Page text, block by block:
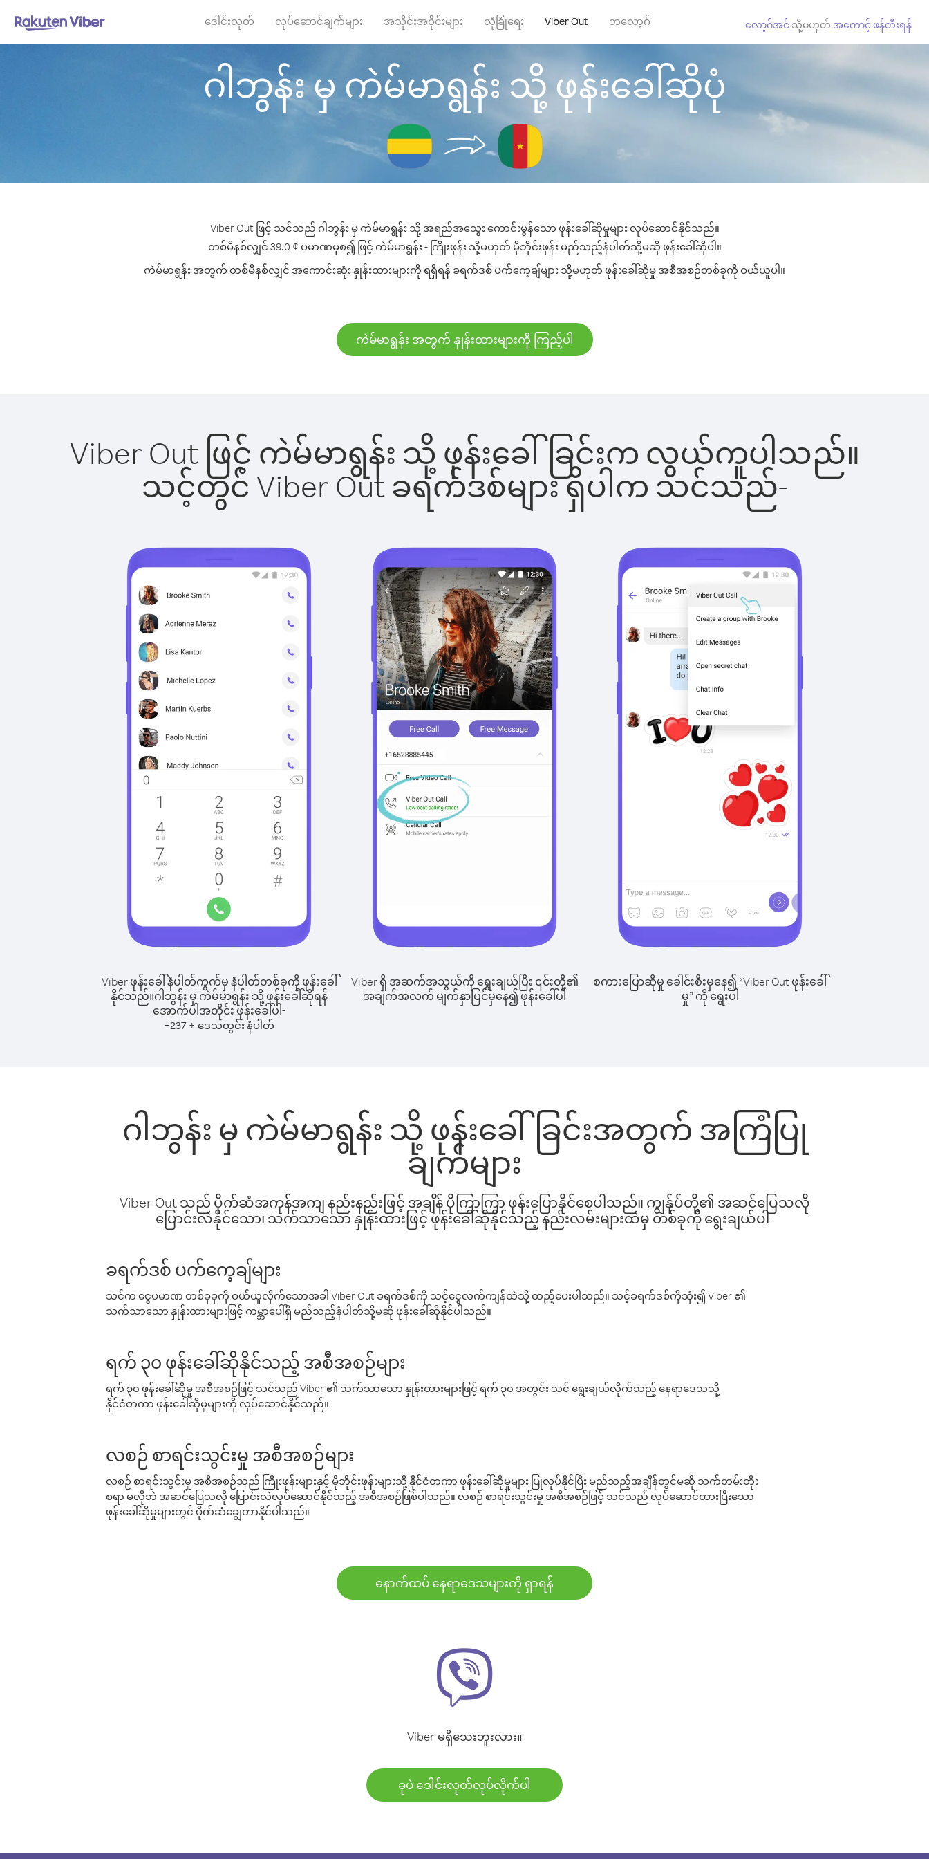
ဒေါင်းလုတ် လုပ်ဆောင်ချက်များ အသိုင်းအဝိုင်းများ လုံခြုံရေး Viber Out ဘလော့ဂ် လော့ဂ်အင် သို့မဟုတ် အကောင့် ဖန်တီးရန်
ဂါဘွန်း မှ ကဲမ်မာရွန်း သို့ ဖုန်းခေါ်ဆိုပုံ
Viber Out ဖြင့် သင်သည် ဂါဘွန်း မှ ကဲမ်မာရွန်း သို့ အရည်အသွေး ကောင်းမွန်သော ဖုန်းခေါ်ဆိုမှုများ လုပ်ဆောင်နိုင်သည်။
တစ်မိနစ်လျှင် 39.0 ¢ ပမာဏမှစ၍ ဖြင့် ကဲမ်မာရွန်း - ကြိုးဖုန်း သို့မဟုတ် မိုဘိုင်းဖုန်း မည်သည့်နံပါတ်သို့မဆို ဖုန်းခေါ်ဆိုပါ။
ကဲမ်မာရွန်း အတွက် တစ်မိနစ်လျှင် အကောင်းဆုံး နှုန်းထားများကို ရရှိရန် ခရက်ဒစ် ပက်ကေ့ချ်များ သို့မဟုတ် ဖုန်းခေါ်ဆိုမှု အစီအစဉ်တစ်ခုကို ဝယ်ယူပါ။
ကဲမ်မာရွန်း အတွက် နှုန်းထားများကို ကြည့်ပါ
Viber Out ဖြင့် ကဲမ်မာရွန်း သို့ ဖုန်းခေါ်ခြင်းက လွယ်ကူပါသည်။
သင့်တွင် Viber Out ခရက်ဒစ်များ ရှိပါက သင်သည်-
Viber ဖုန်းခေါ်နံပါတ်ကွက်မှ နံပါတ်တစ်ခုကို ဖုန်းခေါ်
နိုင်သည်။ဂါဘွန်း မှ ကဲမ်မာရွန်း သို့ ဖုန်းခေါ်ဆိုရန်
အောက်ပါအတိုင်း ဖုန်းခေါ်ပါ-
+237 + ဒေသတွင်း နံပါတ်
Viber ရှိ အဆက်အသွယ်ကို ရွေးချယ်ပြီး ၎င်းတို့၏
အချက်အလက် မျက်နှာပြင်မှနေ၍ ဖုန်းခေါ်ပါ
စကားပြောဆိုမှု ခေါင်းစီးမှနေ၍ “Viber Out ဖုန်းခေါ်
မှု” ကို ရွေးပါ
ဂါဘွန်း မှ ကဲမ်မာရွန်း သို့ ဖုန်းခေါ်ခြင်းအတွက် အကြံပြု
ချက်များ
Viber Out သည် ပိုက်ဆံအကုန်အကျ နည်းနည်းဖြင့် အချိန် ပိုကြာကြာ ဖုန်းပြောနိုင်စေပါသည်။ ကျွန်ုပ်တို့၏ အဆင်ပြေသလို
ပြောင်းလဲနိုင်သော၊ သက်သာသော နှုန်းထားဖြင့် ဖုန်းခေါ်ဆိုနိုင်သည့် နည်းလမ်းများထဲမှ တစ်ခုကို ရွေးချယ်ပါ-
ခရက်ဒစ် ပက်ကေ့ချ်များ
သင်က ငွေပမာဏ တစ်ခုခုကို ဝယ်ယူလိုက်သောအခါ Viber Out ခရက်ဒစ်ကို သင့်ငွေလက်ကျန်ထဲသို့ ထည့်ပေးပါသည်။ သင့်ခရက်ဒစ်ကိုသုံး၍ Viber ၏
သက်သာသော နှုန်းထားများဖြင့် ကမ္ဘာပေါ်ရှိ မည်သည့်နံပါတ်သို့မဆို ဖုန်းခေါ်ဆိုနိုင်ပါသည်။
ရက် ၃၀ ဖုန်းခေါ်ဆိုနိုင်သည့် အစီအစဉ်များ
ရက် ၃၀ ဖုန်းခေါ်ဆိုမှု အစီအစဉ်ဖြင့် သင်သည် Viber ၏ သက်သာသော နှုန်းထားများဖြင့် ရက် ၃၀ အတွင်း သင် ရွေးချယ်လိုက်သည့် နေရာဒေသသို့
နိုင်ငံတကာ ဖုန်းခေါ်ဆိုမှုများကို လုပ်ဆောင်နိုင်သည်။
လစဉ် စာရင်းသွင်းမှု အစီအစဉ်များ
လစဉ် စာရင်းသွင်းမှု အစီအစဉ်သည် ကြိုးဖုန်းများနှင့် မိုဘိုင်းဖုန်းများသို့ နိုင်ငံတကာ ဖုန်းခေါ်ဆိုမှုများ ပြုလုပ်နိုင်ပြီး မည်သည့်အချိန်တွင်မဆို သက်တမ်းတိုး
စရာ မလိုဘဲ အဆင်ပြေသလို ပြောင်းလဲလုပ်ဆောင်နိုင်သည့် အစီအစဉ်ဖြစ်ပါသည်။ လစဉ် စာရင်းသွင်းမှု အစီအစဉ်ဖြင့် သင်သည် လုပ်ဆောင်ထားပြီးသော
ဖုန်းခေါ်ဆိုမှုများတွင် ပိုက်ဆံချွေတာနိုင်ပါသည်။
နောက်ထပ် နေရာဒေသများကို ရှာရန်
Viber မရှိသေးဘူးလား။
ခုပဲ ဒေါင်းလုတ်လုပ်လိုက်ပါ